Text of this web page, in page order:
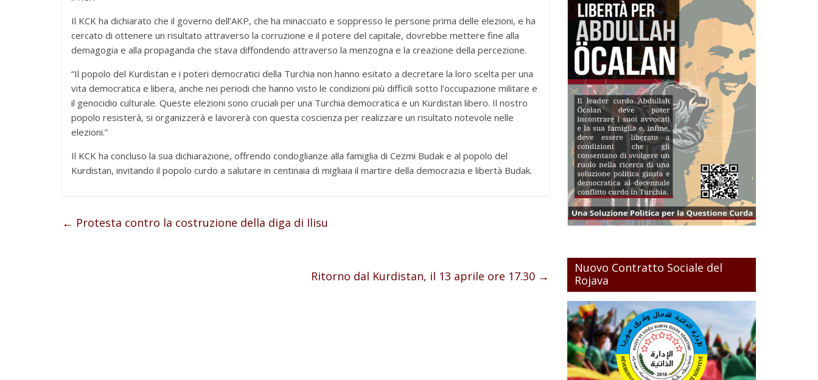
Il KCK ha dichiarato che il governo dell’AKP, che ha minacciato e soppresso le persone prima delle elezioni, e ha
cercato di ottenere un risultato attraverso la corruzione e il potere del capitale, dovrebbe mettere fine alla
demagogia e alla propaganda che stava diffondendo attraverso la menzogna e la creazione della percezione.
“Il popolo del Kurdistan e i poteri democratici della Turchia non hanno esitato a decretare la loro scelta per una
vita democratica e libera, anche nei periodi che hanno visto le condizioni più difficili sotto l’occupazione militare e
il genocidio culturale. Queste elezioni sono cruciali per una Turchia democratica e un Kurdistan libero. Il nostro
popolo resisterà, si organizzerà e lavorerà con questa coscienza per realizzare un risultato notevole nelle
elezioni.”
Il KCK ha concluso la sua dichiarazione, offrendo condoglianze alla famiglia di Cezmi Budak e al popolo del
Kurdistan, invitando il popolo curdo a salutare in centinaia di migliaia il martire della democrazia e libertà Budak.
← Protesta contro la costruzione della diga di Ilisu
Ritorno dal Kurdistan, il 13 aprile ore 17.30 →
Nuovo Contratto Sociale del
Rojava